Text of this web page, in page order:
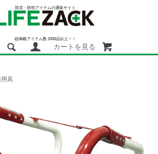
防災・防犯アイテムの通販サイト
総掲載アイテム数 2000品以上！！
カートを見る
用具